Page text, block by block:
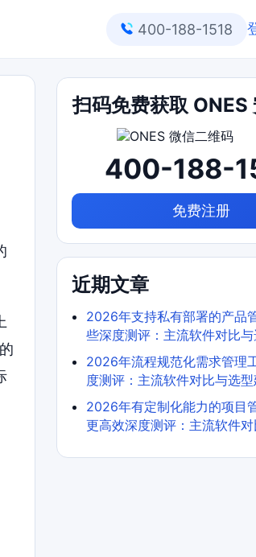
400-188-1518
扫码免费获取 ONES
400-188-
免费注册
近期文章
2026年支持私有部署的产品
些深度测评：主流软件对比
2026年流程规范化需求管理
度测评：主流软件对比与选
2026年有定制化能力的项目
更高效深度测评：主流软件